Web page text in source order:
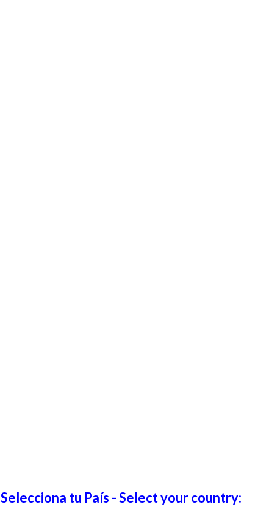
Selecciona tu País - Select your country: